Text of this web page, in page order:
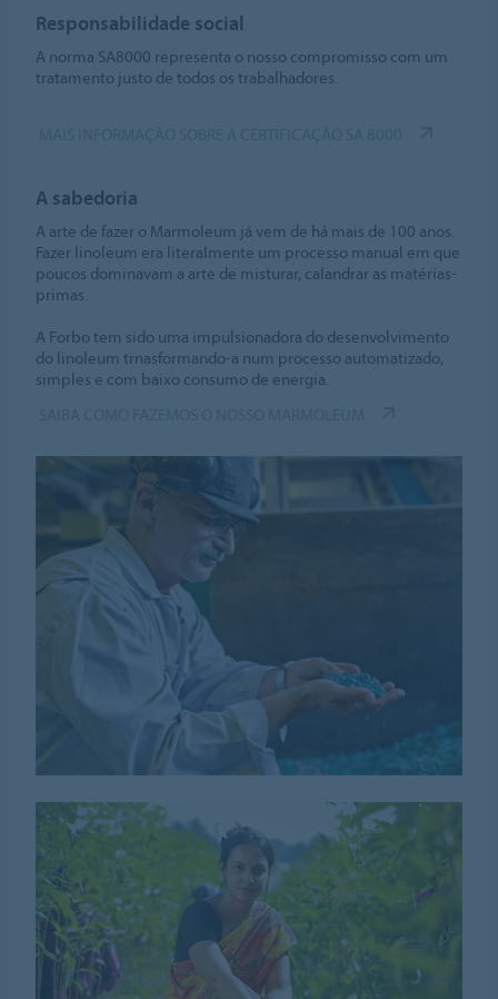
Responsabilidade social
A norma SA8000 representa o nosso compromisso com um
tratamento justo de todos os trabalhadores.
A sabedoria
A arte de fazer o Marmoleum já vem de há mais de 100 anos.
Fazer linoleum era literalmente um processo manual em que
poucos dominavam a arte de misturar, calandrar as matérias-
primas.
A Forbo tem sido uma impulsionadora do desenvolvimento
do linoleum trnasformando-a num processo automatizado,
simples e com baixo consumo de energia.